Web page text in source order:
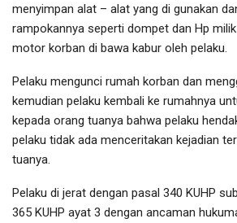
menyimpan alat – alat yang di gunakan
rampokannya seperti dompet dan Hp
motor korban di bawa kabur oleh pelaku.
Pelaku mengunci rumah korban dan
kemudian pelaku kembali ke rumahnya
kepada orang tuanya bahwa pelaku
pelaku tidak ada menceritakan kejadian
tuanya.
Pelaku di jerat dengan pasal 340 KUHP
365 KUHP ayat 3 dengan ancaman